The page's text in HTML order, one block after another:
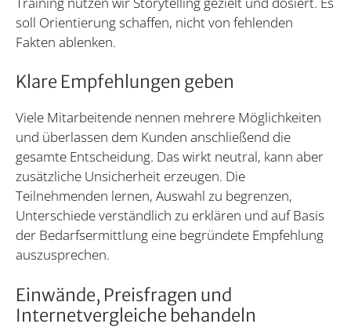
soll Orientierung schaffen, nicht von fehlenden
Fakten ablenken.
Klare Empfehlungen geben
Viele Mitarbeitende nennen mehrere Möglichkeiten
und überlassen dem Kunden anschließend die
gesamte Entscheidung. Das wirkt neutral, kann aber
zusätzliche Unsicherheit erzeugen. Die
Teilnehmenden lernen, Auswahl zu begrenzen,
Unterschiede verständlich zu erklären und auf Basis
der Bedarfsermittlung eine begründete Empfehlung
auszusprechen.
Einwände, Preisfragen und
Internetvergleiche behandeln